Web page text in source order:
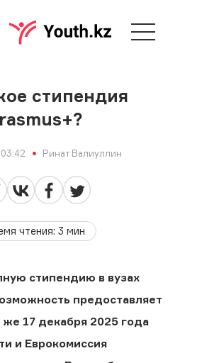
стипендия
Ринат Валиуллин
чтения:3 мин
стипендию в вузах
предоставляет
же 17 декабря 2025 года
и Еврокомиссия